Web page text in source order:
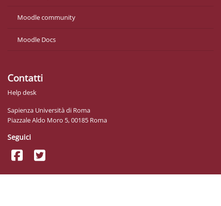
Moodle community
Moodle Docs
Contatti
Help desk
Sapienza Università di Roma
Piazzale Aldo Moro 5, 00185 Roma
Seguici